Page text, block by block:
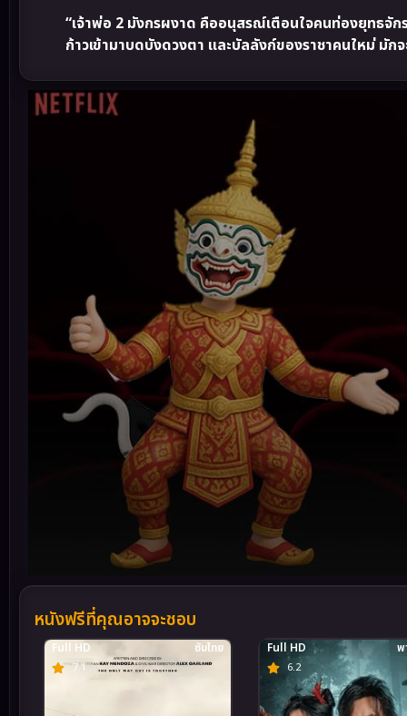
“เจ้าพ่อ 2 มังกรผงาด คืออนุสรณ์เตือนใจคนท่องยุทธจัก
ก้าวเข้ามาบดบังดวงตา และบัลลังก์ของราชาคนใหม่ มั
Volume
หนังฟรีที่คุณอาจจะชอบ
7.1
Full HD ซับไทย
6.2
Full HD พ